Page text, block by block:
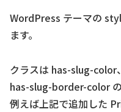
WordPress テーマの
ます。
クラスは has-slug-color
has-slug-border-color の
例えば上記で追加した